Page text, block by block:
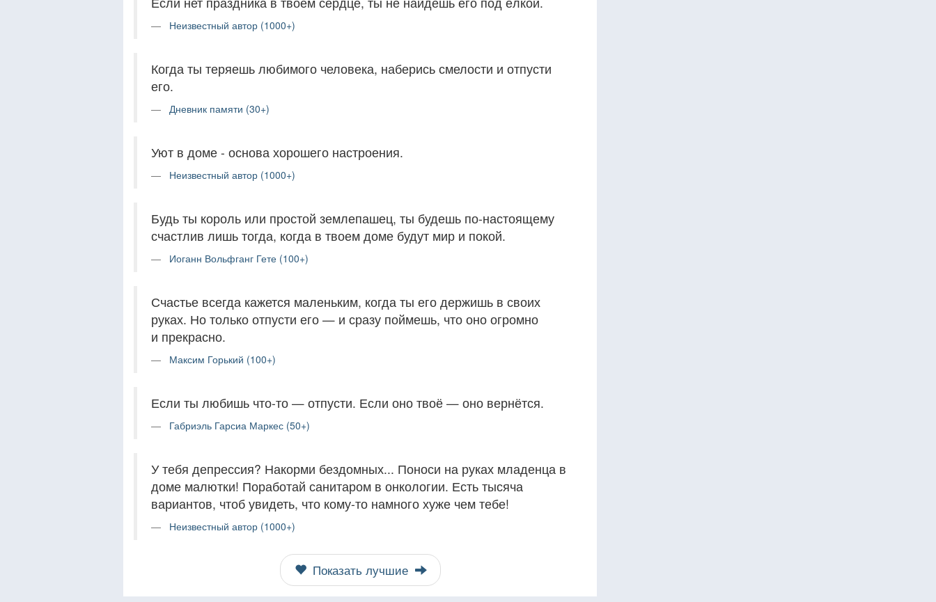
Неизвестный автор (1000+)
Когда ты теряешь любимого человека, наберись смелости и отпусти
его.
Дневник памяти (30+)
Уют в доме - основа хорошего настроения.
Неизвестный автор (1000+)
Будь ты король или простой землепашец, ты будешь по-настоящему
счастлив лишь тогда, когда в твоем доме будут мир и покой.
Иоганн Вольфганг Гете (100+)
Счастье всегда кажется маленьким, когда ты его держишь в своих
руках. Но только отпусти его — и сразу поймешь, что оно огромно
и прекрасно.
Максим Горький (100+)
Если ты любишь что-то — отпусти. Если оно твоё — оно вернётся.
Габриэль Гарсиа Маркес (50+)
У тебя депрессия? Накорми бездомных... Поноси на руках младенца в
доме малютки! Поработай санитаром в онкологии. Есть тысяча
вариантов, чтоб увидеть, что кому-то намного хуже чем тебе!
Неизвестный автор (1000+)
Показать лучшие